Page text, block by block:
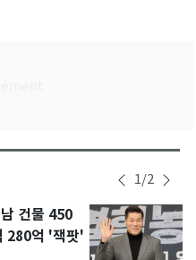
1/2
건물 450
280억 '잭팟'